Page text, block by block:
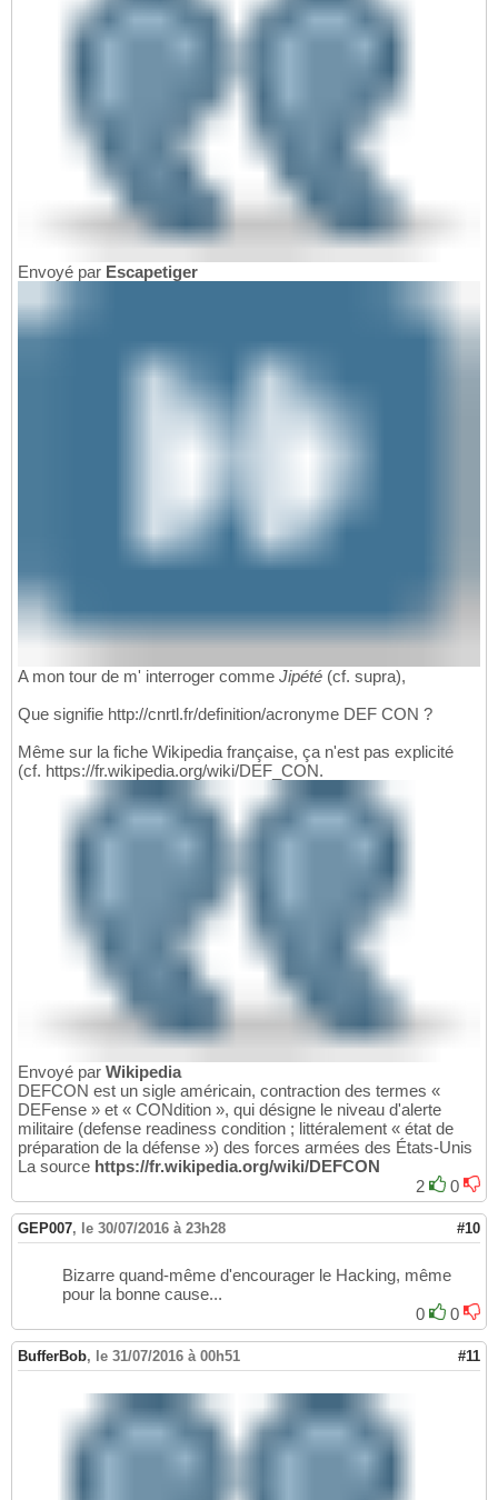
Envoyé par Escapetiger
A mon tour de m' interroger comme Jipété (cf. supra),
Que signifie http://cnrtl.fr/definition/acronyme DEF CON ?
Même sur la fiche Wikipedia française, ça n'est pas explicité
(cf. https://fr.wikipedia.org/wiki/DEF_CON.
Envoyé par Wikipedia
DEFCON est un sigle américain, contraction des termes «
DEFense » et « CONdition », qui désigne le niveau d'alerte
militaire (defense readiness condition ; littéralement « état de
préparation de la défense ») des forces armées des États-Unis
La source https://fr.wikipedia.org/wiki/DEFCON
2
0
GEP007, le 30/07/2016 à 23h28 #10
Bizarre quand-même d'encourager le Hacking, même
pour la bonne cause...
0
0
BufferBob, le 31/07/2016 à 00h51 #11